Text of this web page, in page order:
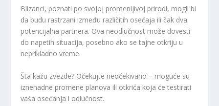
Blizanci, poznati po svojoj promenljivoj prirodi, mogli bi
da budu rastrzani između različitih osećaja ili čak dva
potencijalna partnera. Ova neodlučnost može dovesti
do napetih situacija, posebno ako se tajne otkriju u
neprikladno vreme.
Šta kažu zvezde? Očekujte neočekivano – moguće su
iznenadne promene planova ili otkrića koja će testirati
vaša osećanja i odlučnost.